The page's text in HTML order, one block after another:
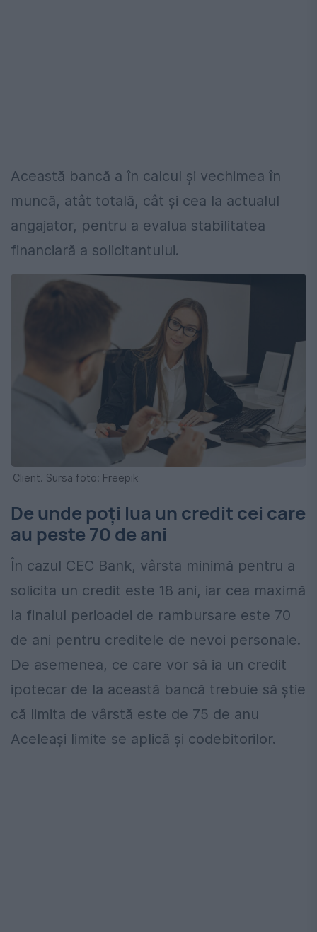
Această bancă a în calcul și vechimea în
muncă, atât totală, cât și cea la actualul
angajator, pentru a evalua stabilitatea
financiară a solicitantului.
Client. Sursa foto: Freepik
De unde poți lua un credit cei care
au peste 70 de ani
În cazul CEC Bank, vârsta minimă pentru a
solicita un credit este 18 ani, iar cea maximă
la finalul perioadei de rambursare este 70
de ani pentru creditele de nevoi personale.
De asemenea, ce care vor să ia un credit
ipotecar de la această bancă trebuie să știe
că limita de vârstă este de 75 de anu
Aceleași limite se aplică și codebitorilor.